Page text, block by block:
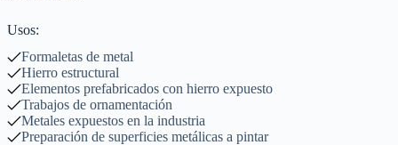
Usos:
Formaletas de metal
Hierro estructural
Elementos prefabricados con hierro expuesto
Trabajos de ornamentación
Metales expuestos en la industria
Preparación de superficies metálicas a pintar